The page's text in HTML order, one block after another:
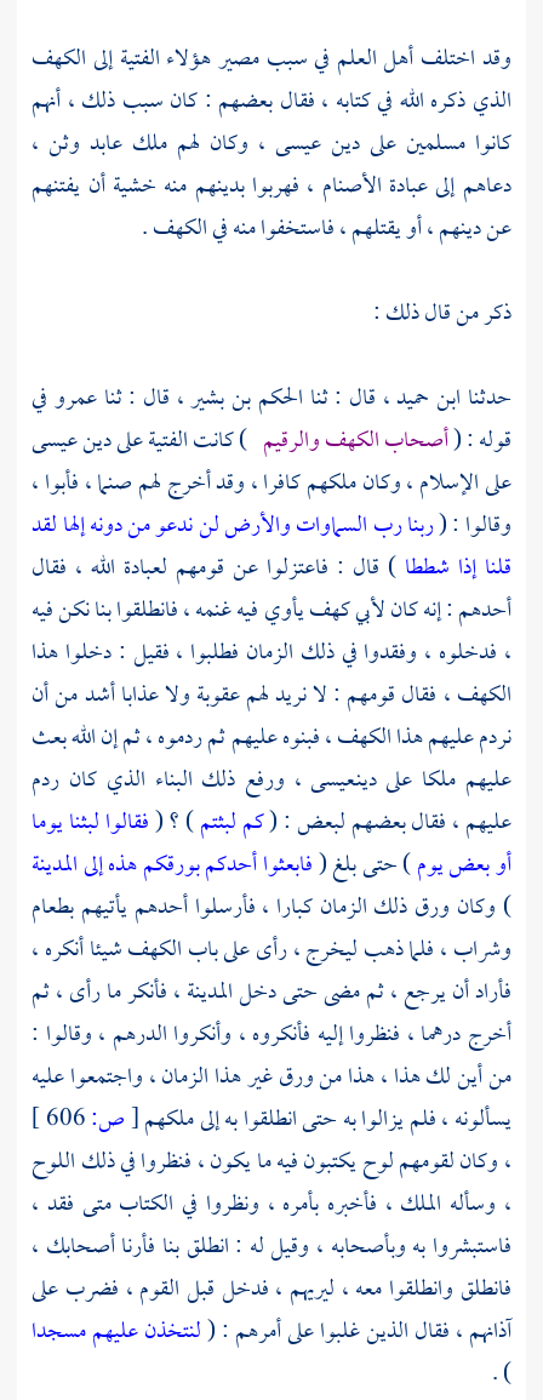
وقد اختلف أهل العلم في سبب مصير هؤلاء الفتية إلى الكهف
الذي ذكره الله في كتابه ، فقال بعضهم : كان سبب ذلك ، أنهم
كانوا مسلمين على دينعيسى ، وكان لهم ملك عابد وثن ،
دعاهم إلى عبادة الأصنام ، فهربوا بدينهم منه خشية أن يفتنهم
عن دينهم ، أو يقتلهم ، فاستخفوا منه في الكهف .
ذكر من قال ذلك :
حدثنا ابن حميد ، قال : ثنا الحكم بن بشير ، قال : ثناعمروفي
قوله : (أصحاب الكهف والرقيم ) كانت الفتية على دينعيسى
على الإسلام ، وكان ملكهم كافرا ، وقد أخرج لهم صنما ، فأبوا ،
وقالوا : (ربنا رب السماوات والأرض لن ندعو من دونه إلها لقد
قلنا إذا شططا) قال : فاعتزلوا عن قومهم لعبادة الله ، فقال
أحدهم : إنه كان لأبي كهف يأوي فيه غنمه ، فانطلقوا بنا نكن فيه
، فدخلوه ، وفقدوا في ذلك الزمان فطلبوا ، فقيل : دخلوا هذا
الكهف ، فقال قومهم : لا نريد لهم عقوبة ولا عذابا أشد من أن
نردم عليهم هذا الكهف ، فبنوه عليهم ثم ردموه ، ثم إن الله بعث
عليهم ملكا على دينعيسى ، ورفع ذلك البناء الذي كان ردم
عليهم ، فقال بعضهم لبعض : (كم لبثتم) ؟ (فقالوا لبثنا يوما
أو بعض يوم) حتى بلغ (فابعثوا أحدكم بورقكم هذه إلى المدينة
) وكان ورق ذلك الزمان كبارا ، فأرسلوا أحدهم يأتيهم بطعام
وشراب ، فلما ذهب ليخرج ، رأى على باب الكهف شيئا أنكره ،
فأراد أن يرجع ، ثم مضى حتى دخل المدينة ، فأنكر ما رأى ، ثم
أخرج درهما ، فنظروا إليه فأنكروه ، وأنكروا الدرهم ، وقالوا :
من أين لك هذا ، هذا من ورق غير هذا الزمان ، واجتمعوا عليه
يسألونه ، فلم يزالوا به حتى انطلقوا به إلى ملكهم[ص:
، وكان لقومهم لوح يكتبون فيه ما يكون ، فنظروا في ذلك اللوح
، وسأله الملك ، فأخبره بأمره ، ونظروا في الكتاب متى فقد ،
فاستبشروا به وبأصحابه ، وقيل له : انطلق بنا فأرنا أصحابك ،
فانطلق وانطلقوا معه ، ليريهم ، فدخل قبل القوم ، فضرب على
آذانهم ، فقال الذين غلبوا على أمرهم : (لنتخذن عليهم مسجدا
) .